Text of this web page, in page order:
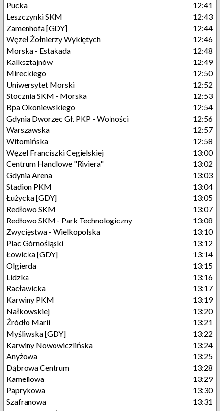
Pucka
12:41
Leszczynki SKM
12:43
Zamenhofa [GDY]
12:44
Węzeł Żołnierzy Wyklętych
12:46
Morska - Estakada
12:48
Kalksztajnów
12:49
Mireckiego
12:50
Uniwersytet Morski
12:52
Stocznia SKM - Morska
12:53
Bpa Okoniewskiego
12:54
Gdynia Dworzec Gł. PKP - Wolności
12:56
Warszawska
12:57
Witomińska
12:58
Węzeł Franciszki Cegielskiej
13:00
Centrum Handlowe "Riviera"
13:02
Gdynia Arena
13:03
Stadion PKM
13:04
Łużycka [GDY]
13:05
Redłowo SKM
13:07
Redłowo SKM - Park Technologiczny
13:08
Zwycięstwa - Wielkopolska
13:10
Plac Górnośląski
13:12
Łowicka [GDY]
13:14
Olgierda
13:15
Lidzka
13:16
Racławicka
13:17
Karwiny PKM
13:19
Nałkowskiej
13:20
Źródło Marii
13:21
Myśliwska [GDY]
13:22
Karwiny Nowowiczlińska
13:24
Anyżowa
13:25
Dąbrowa Centrum
13:28
Kameliowa
13:29
Paprykowa
13:30
Szafranowa
13:31